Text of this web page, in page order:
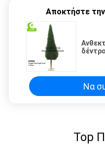
Αποκτήστε την
Να
Top